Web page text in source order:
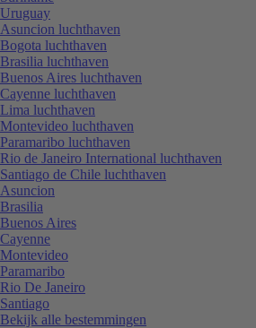
Uruguay
Asuncion luchthaven
Bogota luchthaven
Brasilia luchthaven
Buenos Aires luchthaven
Cayenne luchthaven
Lima luchthaven
Montevideo luchthaven
Paramaribo luchthaven
Rio de Janeiro International luchthaven
Santiago de Chile luchthaven
Asuncion
Brasilia
Buenos Aires
Cayenne
Montevideo
Paramaribo
Rio De Janeiro
Santiago
Bekijk alle bestemmingen